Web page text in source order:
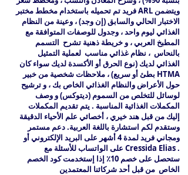
فريد تم تحميله باستخدام مخطط مختبر ARL ويتضمن
الاختبار الحالي والسابق (إن وجد) ، وعينة من النظام
الغذائي ليوم واحد ، وجدول للوصفات المتوافقة مع
المطبخ العربي ، و خريطة ذهنية تشرح التسمم
بالنحاس ، نظام غذائي مناسب لعملية التمثيل
الغذائي لديك (نوع الحرق أو الأكسدة لديك سواء كان
بطئ أو سريع) ، ملاحظات شخصية من خبير HTMA
حول الأعراض والنظام الغذائي الخاص بك ، و ترشيح
لوسائل للتخلص من السموم (ديتوكس) و وصف
المكملات الغذائية المناسبة . يتم تقديم المكملات
إليك من قبل هند خيري ، أخصائي علم الأحياء الدقيقة
وستقدم لكم استشارة باللغة العربية. دعم مستمر
ومجاني فريد لمدة 4 أشهر على البريد الإلكتروني أو
على الواتساب للأسئلة مع Cressida Elias .
ستحصل على خصم 10٪ إذا إستخدمت كود الخصم
الخاص من قبل أحد شركائنا المعتمدين